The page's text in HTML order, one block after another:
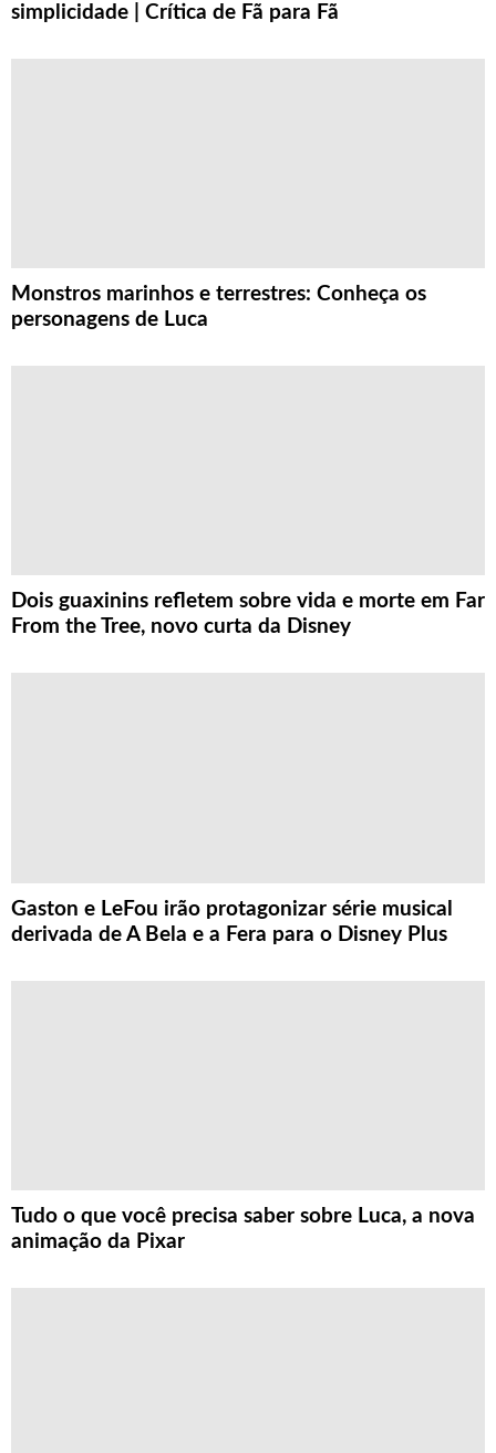
simplicidade | Crítica de Fã para Fã
Monstros marinhos e terrestres: Conheça os
personagens de Luca
Dois guaxinins refletem sobre vida e morte em Far
From the Tree, novo curta da Disney
Gaston e LeFou irão protagonizar série musical
derivada de A Bela e a Fera para o Disney Plus
Tudo o que você precisa saber sobre Luca, a nova
animação da Pixar